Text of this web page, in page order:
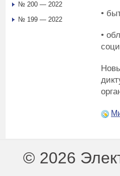
•
•
№ 200 — 2022
№ 199 — 2022
© 2026